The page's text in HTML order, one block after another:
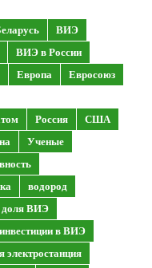
ВИЭ
ВИЭ в России
Европа
Евросоюз
Россия
США
Ученые
водород
доля ВИЭ
инвестиции в ВИЭ
электростанция